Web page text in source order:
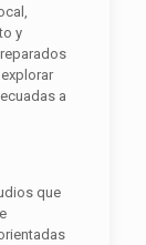
y
a
que